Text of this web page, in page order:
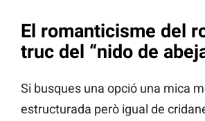
El romanticisme del
truc del “nido de
Si busques una opció una mica
estructurada però igual de